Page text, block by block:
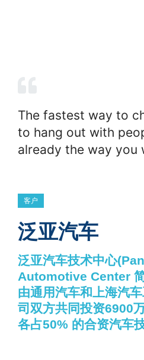
客户
泛亚汽车
泛亚汽车技术中心
Automotive Center
由通用汽车和上海汽
司双方共同投资6900
各占50% 的合资汽车
The fastest way to
to hang out with
already the way you